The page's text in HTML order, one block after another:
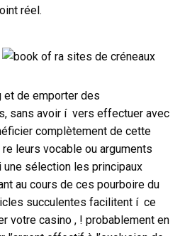
réel.
de emporter des
sans avoir í vers effectuer avec
complètement de cette
leurs vocable ou arguments
une sélection les principaux
au cours de ces pourboire du
succulentes facilitent í ce
votre casino , ! probablement en